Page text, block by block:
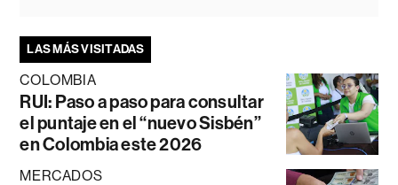
LAS MÁS VISITADAS
COLOMBIA
RUI: Paso a paso para consultar
el puntaje en el “nuevo Sisbén”
en Colombia este 2026
MERCADOS